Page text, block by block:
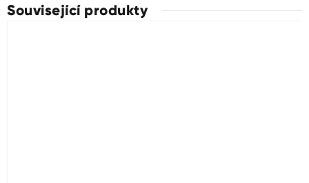
Související produkty